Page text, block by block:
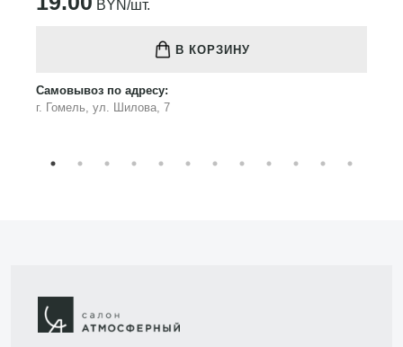
BYN/шт.
В КОРЗИНУ
Самовывоз по адресу:
г. Гомель, ул. Шилова, 7